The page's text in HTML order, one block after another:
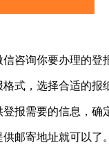
咨询你要办理的登
式，选择合适的报
报需要的信息，确
邮寄地址就可以了。